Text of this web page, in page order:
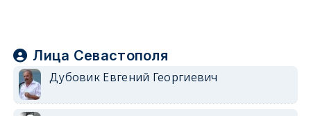
Лица Севастополя
Дубовик Евгений Георгиевич